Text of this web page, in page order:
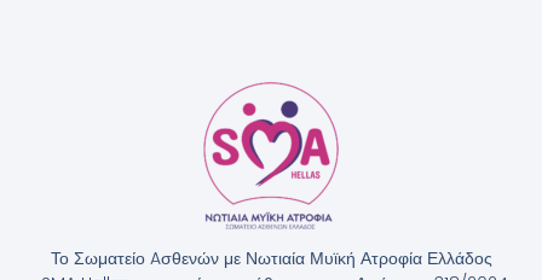
Το Σωματείο Aσθενών με Νωτιαία Μυϊκή Ατροφία Ελλάδος